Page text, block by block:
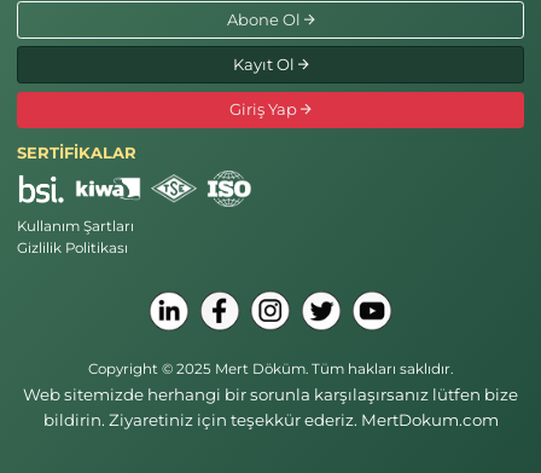
Abone Ol
Kayıt Ol
Giriş Yap
SERTİFİKALAR
Kullanım Şartları
Gizlilik Politikası
Copyright © 2025 Mert Döküm. Tüm hakları saklıdır.
Web sitemizde herhangi bir sorunla karşılaşırsanız lütfen bize
bildirin. Ziyaretiniz için teşekkür ederiz. MertDokum.com